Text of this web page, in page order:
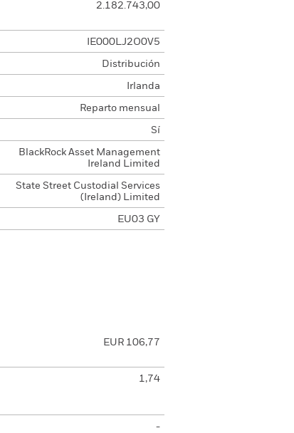
2.182.743,00
IE000LJ2O0V5
Distribución
Irlanda
Reparto mensual
Sí
BlackRock Asset Management
Ireland Limited
State Street Custodial Services
(Ireland) Limited
EU03 GY
EUR 106,77
1,74
-